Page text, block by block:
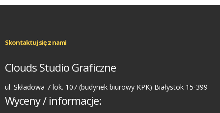
Skontaktuj się z nami
Clouds Studio Graficzne
ul. Składowa 7 lok. 107 (budynek biurowy KPK) Białystok 15-399
Wyceny / informacje: